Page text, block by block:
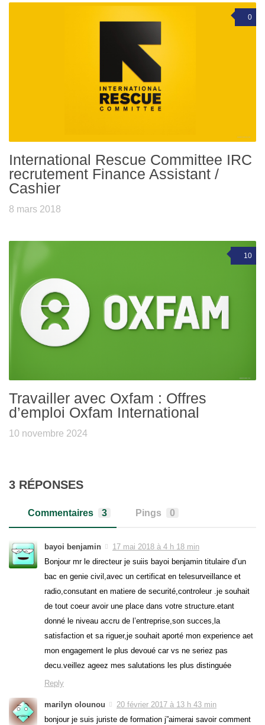
0
International Rescue Committee IRC
recrutement Finance Assistant /
Cashier
8 mars 2018
10
Travailler avec Oxfam : Offres
d’emploi Oxfam International
10 novembre 2024
3 RÉPONSES
Commentaires 3 Pings 0
bayoi benjamin
17 mai 2018 à 4 h 18 min
Bonjour mr le directeur je suiis bayoi benjamin titulaire d’un
bac en genie civil,avec un certificat en telesurveillance et
radio,consutant en matiere de securité,controleur .je souhait
de tout coeur avoir une place dans votre structure.etant
donné le niveau accru de l’entreprise,son succes,la
satisfaction et sa riguer,je souhait aporté mon experience aet
mon engagement le plus devoué car vs ne seriez pas
decu.veillez ageez mes salutations les plus distinguée
Reply
marilyn olounou
20 février 2017 à 13 h 43 min
bonjour je suis juriste de formation j”aimerai savoir comment